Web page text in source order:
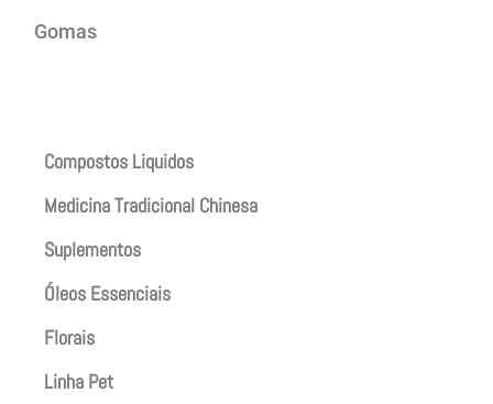
Gomas
Compostos Liquidos
Medicina Tradicional Chinesa
Suplementos
Óleos Essenciais
Florais
Linha Pet